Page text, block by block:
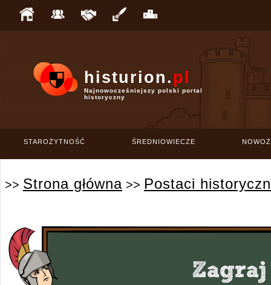
histurion.pl
Najnowocześniejszy polski portal
historyczny
STAROŻYTNOŚĆ ŚREDNIOWIECZE
>> Strona główna >> Postaci